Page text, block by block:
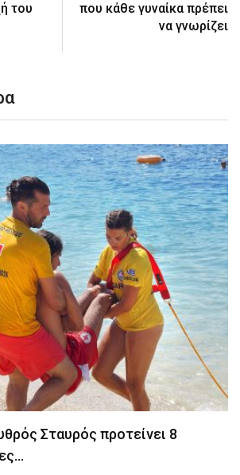
του
που κάθε γυναίκα πρέπει
να γνωρίζει
Σταυρός προτείνει 8